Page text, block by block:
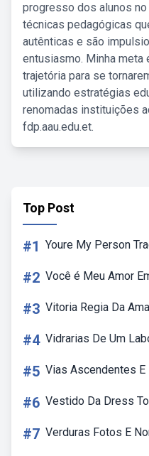
progresso dos alunos
técnicas pedagógicas
autênticas e são
entusiasmo. Minha meta
trajetória para se
utilizando estratégias
renomadas instituições
fdp.aau.edu.et.
Top Post
#1 Youre My Person
#2 Você é Meu Amor
#3 Vitoria Regia Da
#4 Vidrarias De Um
#5 Vias Ascendentes
#6 Vestido Da Dress To
#7 Verduras Fotos E